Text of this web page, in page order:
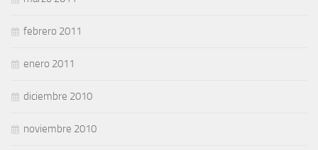
febrero 2011
enero 2011
diciembre 2010
noviembre 2010